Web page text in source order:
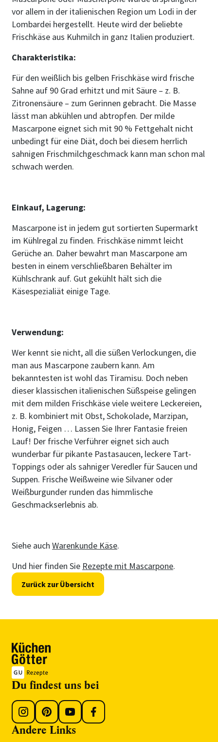
vor allem in der italienischen Region um Lodi in der
Lombardei hergestellt. Heute wird der beliebte
Frischkäse aus Kuhmilch in ganz Italien produziert.
Charakteristika:
Für den weißlich bis gelben Frischkäse wird frische
Sahne auf 90 Grad erhitzt und mit Säure – z. B.
Zitronensäure – zum Gerinnen gebracht. Die Masse
lässt man abkühlen und abtropfen. Der milde
Mascarpone eignet sich mit 90 % Fettgehalt nicht
unbedingt für eine Diät, doch bei diesem herrlich
sahnigen Frischmilchgeschmack kann man schon mal
schwach werden.
Einkauf, Lagerung:
Mascarpone ist in jedem gut sortierten Supermarkt
im Kühlregal zu finden. Frischkäse nimmt leicht
Gerüche an. Daher bewahrt man Mascarpone am
besten in einem verschließbaren Behälter im
Kühlschrank auf. Gut gekühlt hält sich die
Käsespezialiät einige Tage.
Verwendung:
Wer kennt sie nicht, all die süßen Verlockungen, die
man aus Mascarpone zaubern kann. Am
bekanntesten ist wohl das Tiramisu. Doch neben
dieser klassischen italienischen Süßspeise gelingen
mit dem milden Frischkäse viele weitere Leckereien,
z. B. kombiniert mit Obst, Schokolade, Marzipan,
Honig, Feigen … Lassen Sie Ihrer Fantasie freien
Lauf! Der frische Verführer eignet sich auch
wunderbar für pikante Pastasaucen, leckere Tart-
Toppings oder als sahniger Veredler für Saucen und
Suppen. Frische Weißweine wie Silvaner oder
Weißburgunder runden das himmlische
Geschmackserlebnis ab.
Siehe auch Warenkunde Käse.
Und hier finden Sie Rezepte mit Mascarpone.
Zurück zur Übersicht
Du findest uns bei
Andere Links